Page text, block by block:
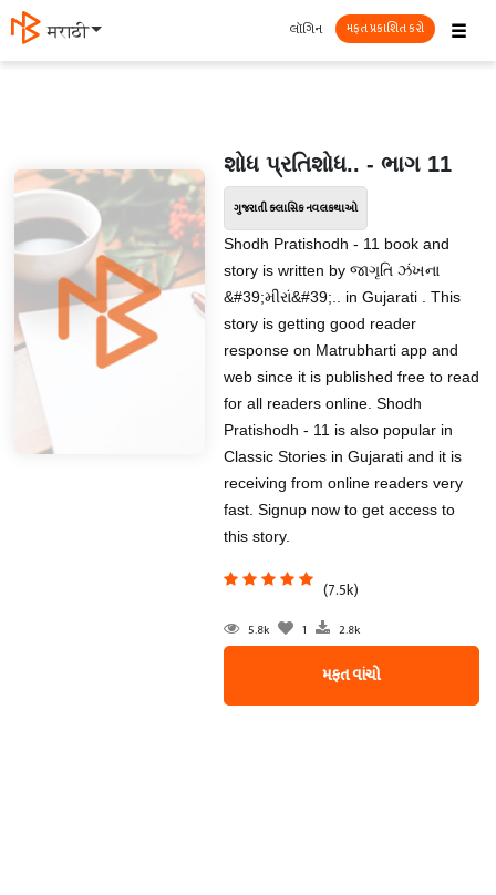
मराठी ☰
લૉગિન મફત પ્રકાશિત કરો
શોધ પ્રતિશોધ.. - ભાગ 11
ગુજરાતી ક્લાસિક નવલકથાઓ
Shodh Pratishodh - 11 book and
story is written by જાગૃતિ ઝંખના
&#39;મીરાં&#39;.. in Gujarati . This
story is getting good reader
response on Matrubharti app and
web since it is published free to read
for all readers online. Shodh
Pratishodh - 11 is also popular in
Classic Stories in Gujarati and it is
receiving from online readers very
fast. Signup now to get access to
this story.
(7.5k)
5.8k 1 2.8k
મફત વાંચો